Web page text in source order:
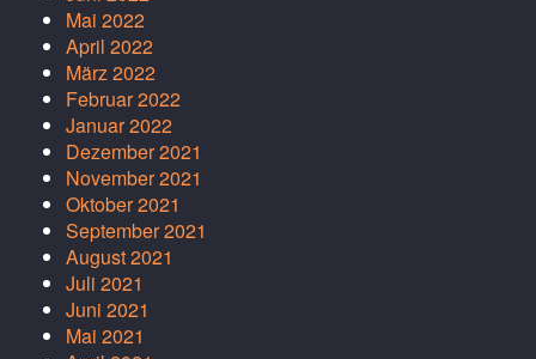
Mai 2022
April 2022
März 2022
Februar 2022
Januar 2022
Dezember 2021
November 2021
Oktober 2021
September 2021
August 2021
Juli 2021
Juni 2021
Mai 2021